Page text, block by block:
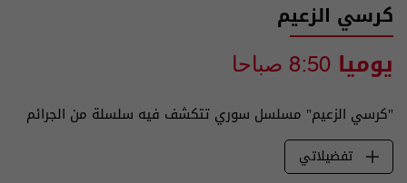
كرسي الزعيم
يوميا 8:50 صباحا
"كرسي الزعيم" مسلسل سوري تتكشف فيه سلسلة من الجرائم
تفضيلاتي